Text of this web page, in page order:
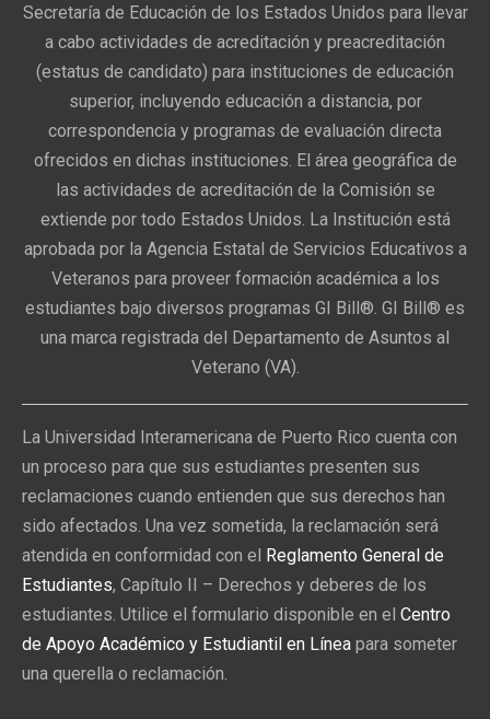
Secretaría de Educación de los Estados Unidos para llevar
a cabo actividades de acreditación y preacreditación
(estatus de candidato) para instituciones de educación
superior, incluyendo educación a distancia, por
correspondencia y programas de evaluación directa
ofrecidos en dichas instituciones. El área geográfica de
las actividades de acreditación de la Comisión se
extiende por todo Estados Unidos. La Institución está
aprobada por la Agencia Estatal de Servicios Educativos a
Veteranos para proveer formación académica a los
estudiantes bajo diversos programas GI Bill®. GI Bill® es
una marca registrada del Departamento de Asuntos al
Veterano (VA).
La Universidad Interamericana de Puerto Rico cuenta con
un proceso para que sus estudiantes presenten sus
reclamaciones cuando entienden que sus derechos han
sido afectados. Una vez sometida, la reclamación será
atendida en conformidad con el Reglamento General de
Estudiantes, Capítulo II – Derechos y deberes de los
estudiantes. Utilice el formulario disponible en el Centro
de Apoyo Académico y Estudiantil en Línea para someter
una querella o reclamación.